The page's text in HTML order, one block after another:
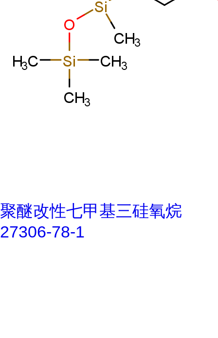
聚醚改性七甲基三硅氧烷
27306-78-1